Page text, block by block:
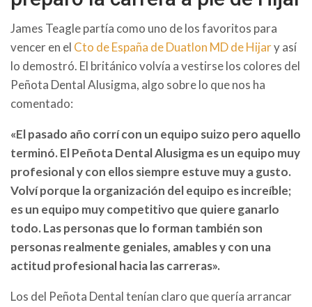
James Teagle partía como uno de los favoritos para
vencer en el Cto de España de Duatlon MD de Hijary así
lo demostró. El británico volvía a vestirse los colores del
Peñota Dental Alusigma, algo sobre lo que nos ha
comentado:
«El pasado año corrí con un equipo suizo pero aquello
terminó. El Peñota Dental Alusigma es un equipo muy
profesional y con ellos siempre estuve muy a gusto.
Volví porque la organización del equipo es increíble;
es un equipo muy competitivo que quiere ganarlo
todo. Las personas que lo forman también son
personas realmente geniales, amables y con una
actitud profesional hacia las carreras».
Los del Peñota Dental tenían claro que quería arrancar